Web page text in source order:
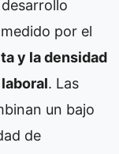
por el
y la densidad
. Las
un bajo
de